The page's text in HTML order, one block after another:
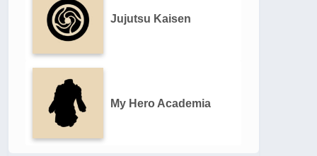
Jujutsu Kaisen
My Hero Academia